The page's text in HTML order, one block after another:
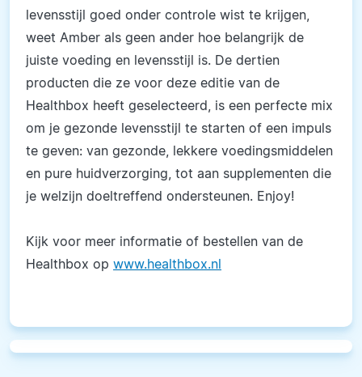
levensstijl goed onder controle wist te krijgen,
weet Amber als geen ander hoe belangrijk de
juiste voeding en levensstijl is. De dertien
producten die ze voor deze editie van de
Healthbox heeft geselecteerd, is een perfecte mix
om je gezonde levensstijl te starten of een impuls
te geven: van gezonde, lekkere voedingsmiddelen
en pure huidverzorging, tot aan supplementen die
je welzijn doeltreffend ondersteunen. Enjoy!
Kijk voor meer informatie of bestellen van de
Healthbox op www.healthbox.nl